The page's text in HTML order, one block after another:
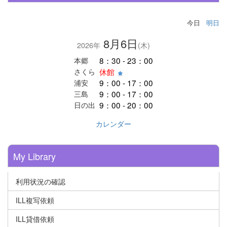
今日 明日
2026年 8月6日 (木)
本郷
8：30 - 23：00
さくら 休館
浦安 9：00 - 17：00
三島 9：00 - 17：00
日の出 9：00 - 20：00
カレンダー
My Library
利用状況の確認
ILL複写依頼
ILL貸借依頼